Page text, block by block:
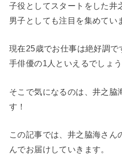
子役としてスタートをした井
男子としても注目を集めてい
現在25歳でお仕事は絶好調
手俳優の1人といえるでしょう
そこで気になるのは、井之脇
す！
この記事では、井之脇海さん
んでお届けしていきます。